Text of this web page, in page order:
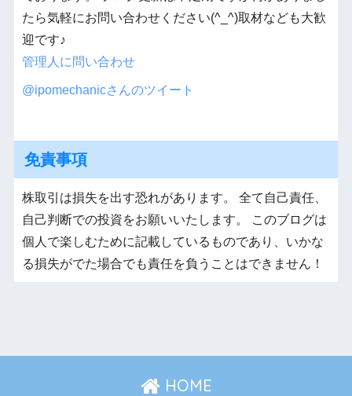
たら気軽にお問い合わせください(^_^)取材なども大歓
迎です♪
管理人に問い合わせ
@ipomechanicさんのツイート
免責事項
株取引は損失を出す恐れがあります。 全て自己責任、
自己判断での投資をお願いいたします。 このブログは
個人で楽しむために記載しているものであり、いかな
る損失がでた場合でも責任を負うことはできません！
HOME